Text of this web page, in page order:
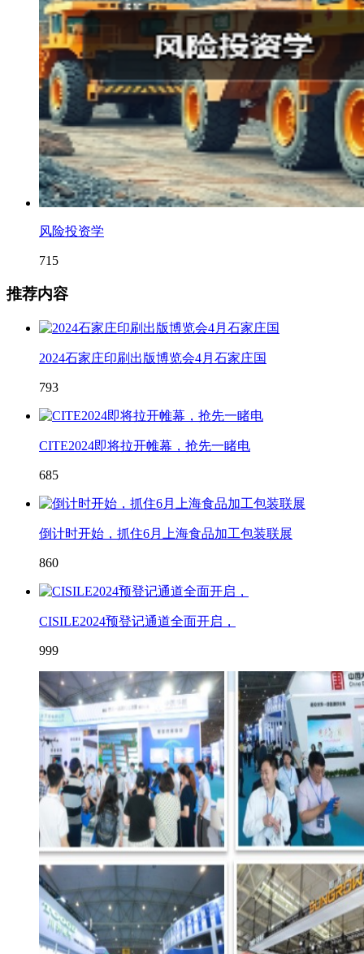
风险投资学
715
推荐内容
2024石家庄印刷出版博览会4月石家庄国
793
CITE2024即将拉开帷幕，抢先一睹电
685
倒计时开始，抓住6月上海食品加工包装联展
860
CISILE2024预登记通道全面开启，
999